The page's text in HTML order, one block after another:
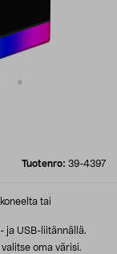
Tuotenro: 39-4397
tai
ja USB-liitännällä.
oma värisi.